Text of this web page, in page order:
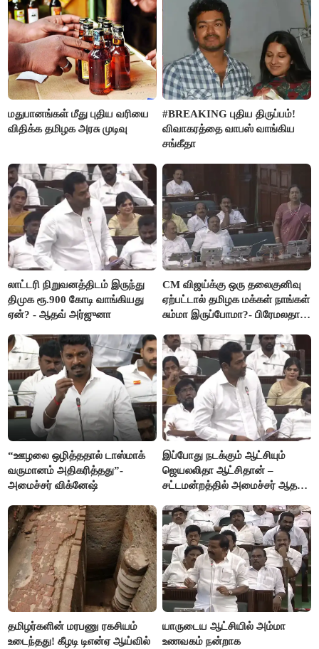
மதுபானங்கள் மீது புதிய வரியை
விதிக்க தமிழக அரசு முடிவு
#BREAKING புதிய திருப்பம்!
விவாகரத்தை வாபஸ் வாங்கிய
சங்கீதா
லாட்டரி நிறுவனத்திடம் இருந்து
திமுக ரூ.900 கோடி வாங்கியது
ஏன்? - ஆதவ் அர்ஜுனா
CM விஜய்க்கு ஒரு தலைகுனிவு
ஏற்பட்டால் தமிழக மக்கள் நாங்கள்
சும்மா இருப்போமா?- பிரேமலதா
“ஊழலை ஒழித்ததால் டாஸ்மாக்
வருமானம் அதிகரித்தது”-
அமைச்சர் விக்னேஷ்
இப்போது நடக்கும் ஆட்சியும்
ஜெயலலிதா ஆட்சிதான் –
சட்டமன்றத்தில் அமைச்சர் ஆதவ்
தமிழர்களின் மரபணு ரகசியம்
உடைந்தது! கீழடி டிஎன்ஏ ஆய்வில்
யாருடைய ஆட்சியில் அம்மா
உணவகம் நன்றாக